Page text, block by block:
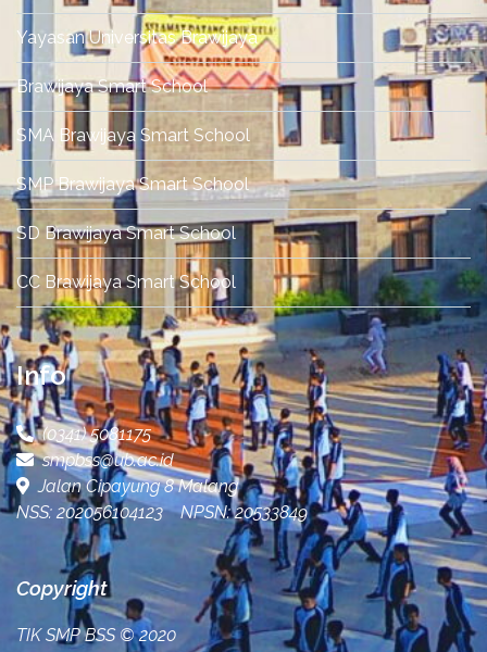
Yayasan Universitas Brawijaya
Brawijaya Smart School
SMA Brawijaya Smart School
SMP Brawijaya Smart School
SD Brawijaya Smart School
CC Brawijaya Smart School
Info
(0341) 5081175
smpbss@ub.ac.id
Jalan Cipayung 8 Malang
NSS: 202056104123 NPSN: 20533849
Copyright
TIK SMP BSS© 2020